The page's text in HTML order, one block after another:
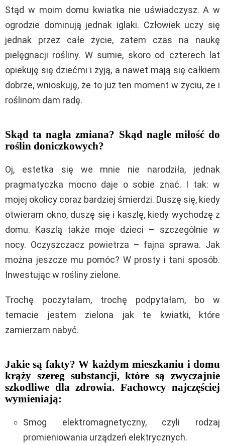
Stąd w moim domu kwiatka nie uświadczysz. A w
ogrodzie dominują jednak iglaki. Człowiek uczy się
jednak przez całe życie, zatem czas na naukę
pielęgnacji rośliny. W sumie, skoro od czterech lat
opiekuję się dziećmi i żyją, a nawet mają się całkiem
dobrze, wnioskuję, że to już ten moment w życiu, że i
roślinom dam radę.
Skąd ta nagła zmiana? Skąd nagle miłość do
roślin doniczkowych?
Oj, estetka się we mnie nie narodziła, jednak
pragmatyczka mocno daje o sobie znać. I tak: w
mojej okolicy coraz bardziej śmierdzi. Duszę się, kiedy
otwieram okno, duszę się i kaszlę, kiedy wychodzę z
domu. Kaszlą także moje dzieci – szczególnie w
nocy. Oczyszczacz powietrza – fajna sprawa. Jak
można jeszcze mu pomóc? W prosty i tani sposób.
Inwestując w rośliny zielone.
Trochę poczytałam, trochę podpytałam, bo w
temacie jestem zielona jak te kwiatki, które
zamierzam nabyć.
Jakie są fakty? W każdym mieszkaniu i domu
krąży szereg substancji, które są zwyczajnie
szkodliwe dla zdrowia. Fachowcy najczęściej
wymieniają:
Smog elektromagnetyczny, czyli rodzaj
promieniowania urządzeń elektrycznych.